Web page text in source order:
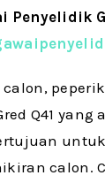
Penyelidik
Q41
calon.